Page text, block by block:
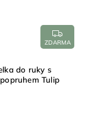
ZDARMA
do ruky s
Tulip